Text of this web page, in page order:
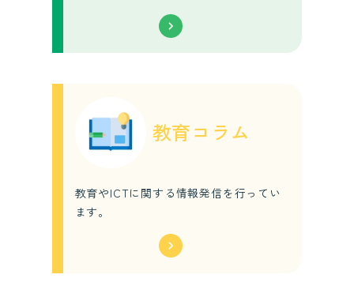
教育コラム
教育やICTに関する情報発信を行ってい
ます。